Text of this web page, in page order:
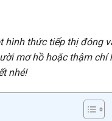
thức tiếp thị đóng
mơ hồ hoặc thậm
nhé!